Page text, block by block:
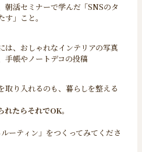
朝活セミナーで学んだ「SNSのタ
」こと。
は、おしゃれなインテリアの写真
手帳やノートデコの投稿
取り入れるのも、暮らしを整える
たらそれでOK。
ーティン」をつくってみてくださ